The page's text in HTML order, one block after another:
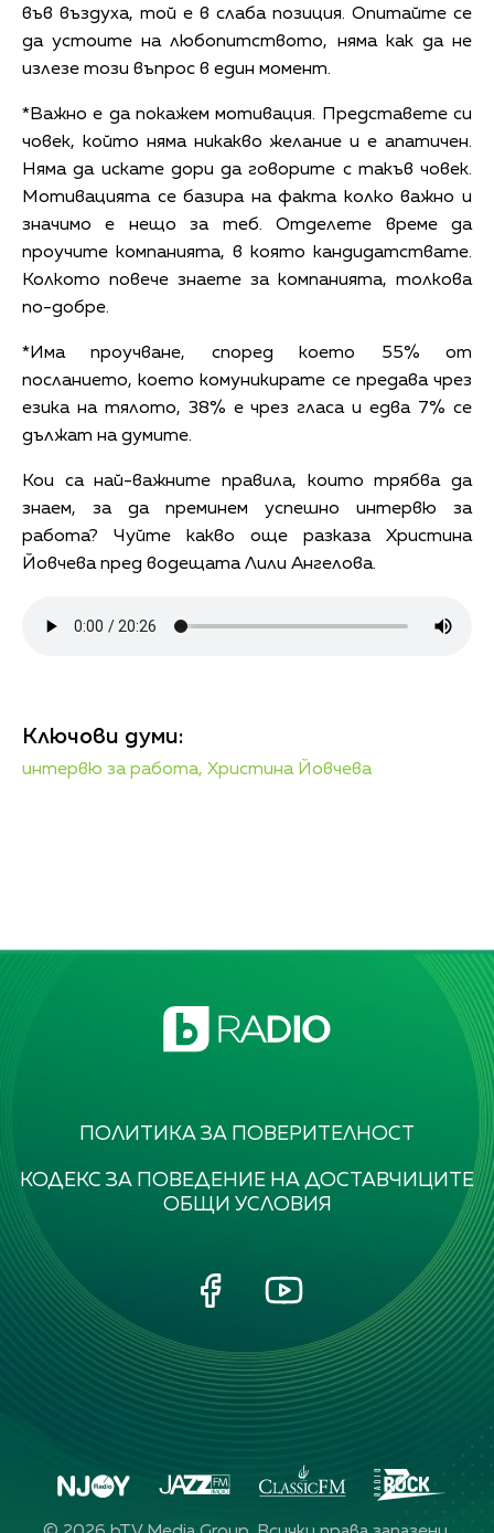
във въздуха, той е в слаба позиция. Опитайте се
да устоите на любопитството, няма как да не
излезе този въпрос в един момент.
*Важно е да покажем мотивация. Представете си
човек, който няма никакво желание и е апатичен.
Няма да искате дори да говорите с такъв човек.
Мотивацията се базира на факта колко важно и
значимо е нещо за теб. Отделете време да
проучите компанията, в която кандидатствате.
Колкото повече знаете за компанията, толкова
по-добре.
*Има проучване, според което 55% от
посланието, което комуникирате се предава чрез
езика на тялото, 38% е чрез гласа и едва 7% се
дължат на думите.
Кои са най-важните правила, които трябва да
знаем, за да преминем успешно интервю за
работа? Чуйте какво още разказа Христина
Йовчева пред водещата Лили Ангелова.
Ключови думи:
интервю за работа, Христина Йовчева
ПОЛИТИКА ЗА ПОВЕРИТЕЛНОСТ
КОДЕКС ЗА ПОВЕДЕНИЕ НА ДОСТАВЧИЦИТЕ
ОБЩИ УСЛОВИЯ